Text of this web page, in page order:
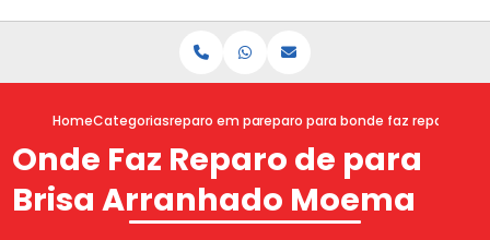
HomeCategoriasreparo em para brisasreparo para brisaonde faz reparo de
Onde Faz Reparo de para
Brisa Arranhado Moema